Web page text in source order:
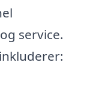
service.